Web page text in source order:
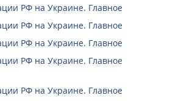
РФ на Украине. Главное
РФ на Украине. Главное
РФ на Украине. Главное
РФ на Украине. Главное
РФ на Украине. Главное